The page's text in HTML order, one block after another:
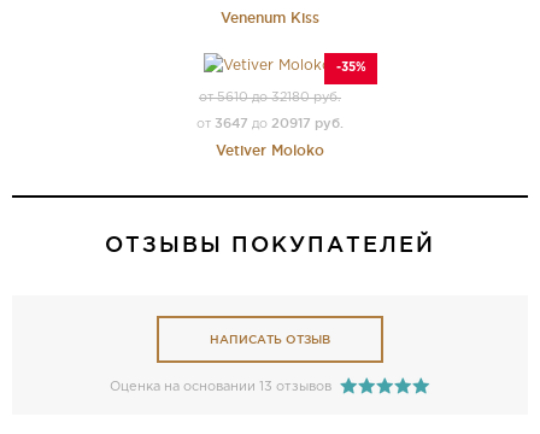
Venenum Kiss
-35%
от 5610 до 32180 руб.
от 3647 до 20917 руб.
Vetiver Moloko
ОТЗЫВЫ ПОКУПАТЕЛЕЙ
НАПИСАТЬ ОТЗЫВ
Оценка на основании 13 отзывов